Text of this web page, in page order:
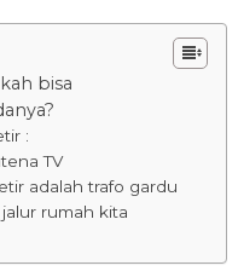
bisa
:
TV
adalah trafo gardu
rumah kita